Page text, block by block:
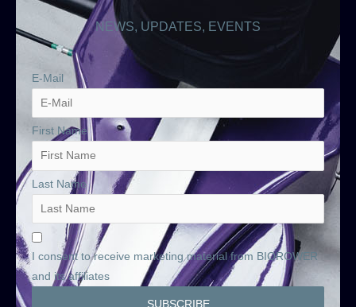
NEWS, UPDATES, EVENTS
E-Mail
First Name
Last Name
I consent to receive marketing material from BIOROWER
and its affiliates